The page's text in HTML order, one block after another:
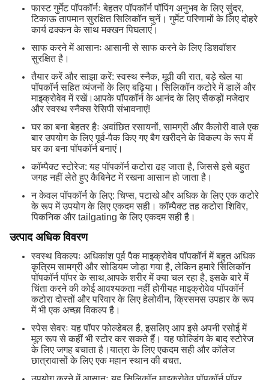
फास्ट गुर्मेट पॉपकॉर्नः बेहतर पॉपकॉर्न पॉपिंग अनुभव के लिए सुंदर,
टिकाऊ तापमान सुरक्षित सिलिकॉन चुनें। गुर्मेट परिणामों के लिए दोहरे
कार्य ढक्कन के साथ मक्खन पिघलाएं।
साफ करने में आसानः आसानी से साफ करने के लिए डिशवॉशर
सुरक्षित है।
तैयार करें और साझा करें: स्वस्थ स्नैक, मूवी की रात, बड़े खेल या
पॉपकॉर्न सहित व्यंजनों के लिए बढ़िया। सिलिकॉन कटोरे में डालें और
माइक्रोवेव में रखें।आपके पॉपकॉर्न के आनंद के लिए सैकड़ों मजेदार
और स्वस्थ स्नैक्स रेसिपी संभावनाएं!
घर का बना बेहतर हैः अवांछित रसायनों, सामग्री और कैलोरी वाले एक
बार उपयोग के लिए पूर्व-पैक किए गए बैग खरीदने के विकल्प के रूप में
घर का बना पॉपकॉर्न बनाएं।
कॉम्पैक्ट स्टोरेज: यह पॉपकॉर्न कटोरा ढह जाता है, जिससे इसे बहुत
जगह नहीं लेते हुए कैबिनेट में रखना आसान हो जाता है।
न केवल पॉपकॉर्न के लिए: चिप्स, पटाखे और अधिक के लिए एक कटोरे
के रूप में उपयोग के लिए एकदम सही। कॉम्पैक्ट तह कटोरा शिविर,
पिकनिक और tailgating के लिए एकदम सही है।
उत्पाद अधिक विवरण
स्वस्थ विकल्पः अधिकांश पूर्व पैक माइक्रोवेव पॉपकॉर्न में बहुत अधिक
कृत्रिम सामग्री और सोडियम जोड़ा गया है, लेकिन हमारे सिलिकॉन
पॉपकॉर्न पॉपर के साथ,आपके शरीर में क्या चल रहा है, इसके बारे में
चिंता करने की कोई आवश्यकता नहीं होगीयह माइक्रोवेव पॉपकॉर्न
कटोरा दोस्तों और परिवार के लिए हेलोवीन, क्रिसमस उपहार के रूप
में भी एक अच्छा विकल्प है।
स्पेस सेवरः यह पॉपर फोल्डेबल है, इसलिए आप इसे अपनी रसोई में
मूल रूप से कहीं भी स्टोर कर सकते हैं। यह फोल्डिंग के बाद स्टोरेज
के लिए जगह बचाता है।यात्रा के लिए एकदम सही और कॉलेज
छात्रावासों के लिए एक महान स्थान की बचत.